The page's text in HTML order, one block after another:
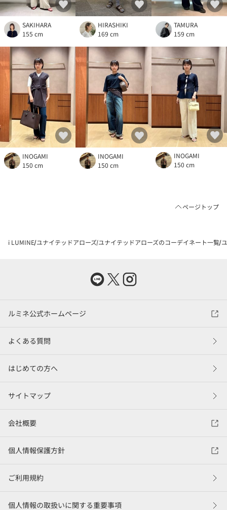
SAKIHARA
155 cm
HIRASHIKI
169 cm
TAMURA
159 cm
INOGAMI
150 cm
INOGAMI
150 cm
INOGAMI
150 cm
ページトップ
i LUMINE ユナイテッドアローズ ユナイテッドアローズのコーデイネート一覧
ルミネ公式ホームページ
よくある質問
はじめての方へ
サイトマップ
会社概要
個人情報保護方針
ご利用規約
個人情報の取扱いに関する重要事項